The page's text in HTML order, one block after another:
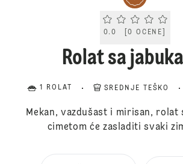
Current
0.0 [0 OCENE
Rolat sa
1 ROLAT SREDNJE TEŠKO
Mekan, vazdušast i mirisan, rolat
cimetom će zasladiti svaki